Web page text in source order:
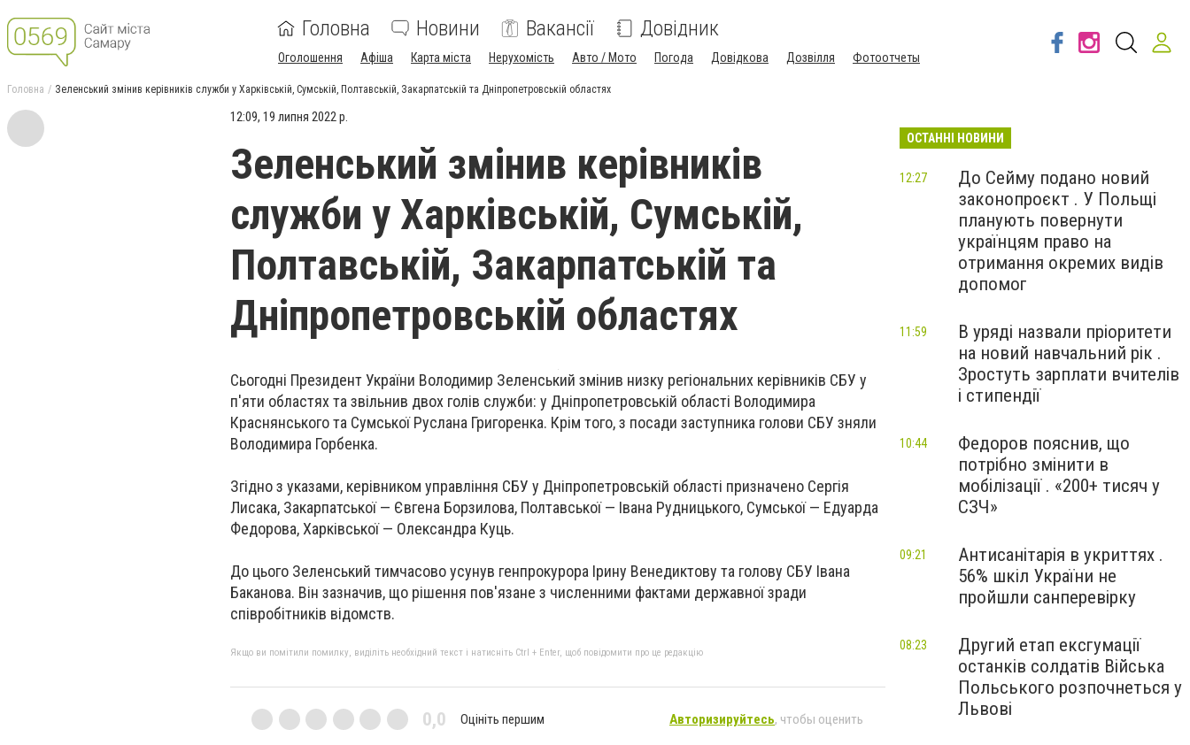
Головна Новини Вакансії Довідник
Оголошення Афіша Карта міста Нерухомість Авто / Мото Погода Довідкова Дозвілля Фотоотчеты
Головна Зеленський змінив керівників служби у Харківській, Сумській, Полтавській, Закарпатській та Дніпропетровській областях
12:09, 19 липня 2022 р.
Зеленський змінив керівників
служби у Харківській, Сумській,
Полтавській, Закарпатській та
Дніпропетровській областях
Сьогодні Президент України Володимир Зеленський змінив низку регіональних керівників СБУ у
п'яти областях та звільнив двох голів служби: у Дніпропетровській області Володимира
Краснянського та Сумської Руслана Григоренка. Крім того, з посади заступника голови СБУ зняли
Володимира Горбенка.
Згідно з указами, керівником управління СБУ у Дніпропетровській області призначено Сергія
Лисака, Закарпатської — Євгена Борзилова, Полтавської — Івана Рудницького, Сумської — Едуарда
Федорова, Харківської — Олександра Куць.
До цього Зеленський тимчасово усунув генпрокурора Ірину Венедиктову та голову СБУ Івана
Баканова. Він зазначив, що рішення пов'язане з численними фактами державної зради
співробітників відомств.
Якщо ви помітили помилку, виділіть необхідний текст і натисніть Ctrl + Enter, щоб повідомити про це редакцію
0,0 Оцініть першим Авторизируйтесь, чтобы оценить
ОСТАННІ НОВИНИ
До Сейму подано новий
законопроєкт . У Польщі
планують повернути
українцям право на
отримання окремих видів
допомог
12:27
В уряді назвали пріоритети
на новий навчальний рік .
Зростуть зарплати вчителів
і стипендії
11:59
Федоров пояснив, що
потрібно змінити в
мобілізації . «200+ тисяч у
СЗЧ»
10:44
Антисанітарія в укриттях .
56% шкіл України не
пройшли санперевірку
09:21
Другий етап ексгумації
останків солдатів Війська
Польського розпочнеться у
Львові
08:23